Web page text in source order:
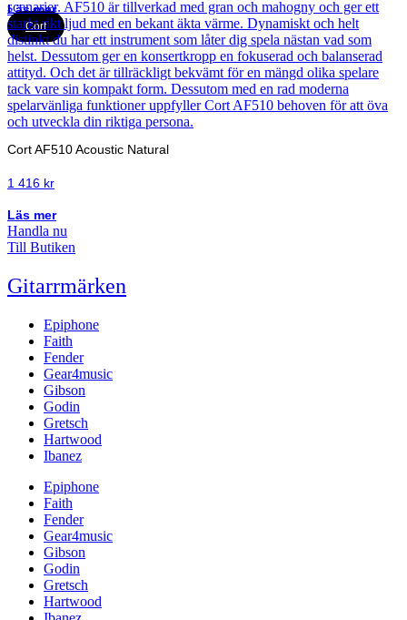
Läs mer
Cort
Cort AF510 Acoustic Natural
1 416 kr
Läs mer
Handla nu
Till Butiken
Gitarrmärken
Epiphone
Faith
Fender
Gear4music
Gibson
Godin
Gretsch
Hartwood
Ibanez
Epiphone
Faith
Fender
Gear4music
Gibson
Godin
Gretsch
Hartwood